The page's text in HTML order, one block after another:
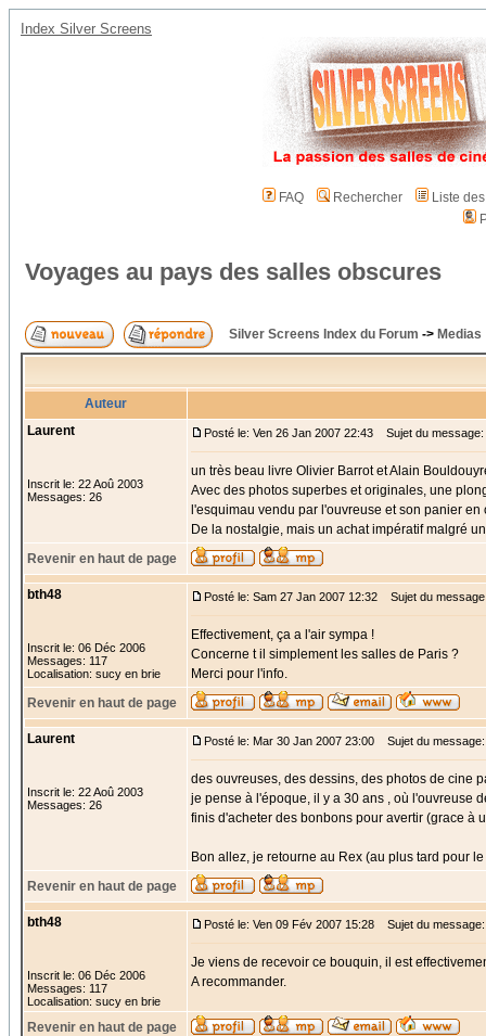
Index Silver Screens
FAQ Rechercher
Liste
Voyages au pays des salles obscures
Silver Screens Index du Forum -> Medias
Auteur
Laurent
Inscrit le: 22 Aoû 2003
Messages: 26
Posté le: Ven 26 Jan 2007 22:43 Sujet du
un très beau livre Olivier Barrot et Alain
Avec des photos superbes et originales, une
l'esquimau vendu par l'ouvreuse et son panier en
De la nostalgie, mais un achat impératif malgré
Revenir en haut de page
bth48
Inscrit le: 06 Déc 2006
Messages: 117
Localisation: sucy en brie
Posté le: Sam 27 Jan 2007 12:32 Sujet du
Effectivement, ça a l'air sympa !
Concerne t il simplement les salles de Paris ?
Merci pour l'info.
Revenir en haut de page
Laurent
Inscrit le: 22 Aoû 2003
Messages: 26
Posté le: Mar 30 Jan 2007 23:00 Sujet du
des ouvreuses, des dessins, des photos de cine
je pense à l'époque, il y a 30 ans , où l'ouvreuse
finis d'acheter des bonbons pour avertir (grace à
Bon allez, je retourne au Rex (au plus tard pour
Revenir en haut de page
bth48
Inscrit le: 06 Déc 2006
Messages: 117
Localisation: sucy en brie
Posté le: Ven 09 Fév 2007 15:28 Sujet du message:
Je viens de recevoir ce bouquin, il est
A recommander.
Revenir en haut de page